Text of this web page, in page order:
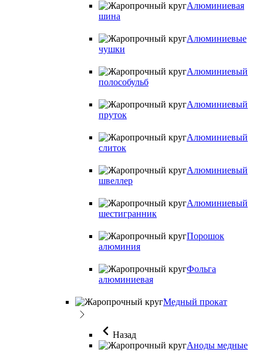
Алюминиевая
шина
Алюминиевые
чушки
Алюминиевый
полособульб
Алюминиевый
пруток
Алюминиевый
слиток
Алюминиевый
швеллер
Алюминиевый
шестигранник
Порошок
алюминия
Фольга
алюминиевая
Медный прокат
Назад
Аноды медные